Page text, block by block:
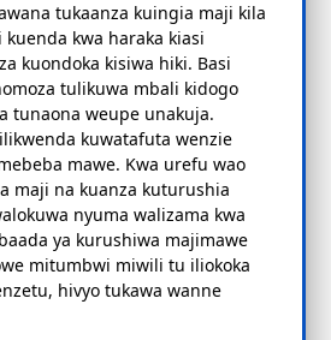
tukaanza kuingia maji kila
kwa haraka kiasi
kuondoka kisiwa hiki. Basi
tulikuwa mbali kidogo
tunaona weupe unakuja.
kuwatafuta wenzie
mawe. Kwa urefu wao
maji na kuanza kuturushia
nyuma walizama kwa
ya kurushiwa majimawe
mitumbwi miwili tu iliokoka
hivyo tukawa wanne